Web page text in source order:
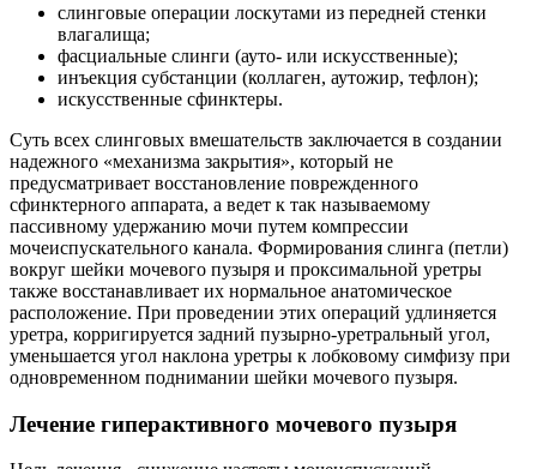
слинговые операции лоскутами из передней стенки
влагалища;
фасциальные слинги (ауто- или искусственные);
инъекция субстанции (коллаген, аутожир, тефлон);
искусственные сфинктеры.
Суть всех слинговых вмешательств заключается в создании
надежного «механизма закрытия», который не
предусматривает восстановление поврежденного
сфинктерного аппарата, а ведет к так называемому
пассивному удержанию мочи путем компрессии
мочеиспускательного канала. Формирования слинга (петли)
вокруг шейки мочевого пузыря и проксимальной уретры
также восстанавливает их нормальное анатомическое
расположение. При проведении этих операций удлиняется
уретра, корригируется задний пузырно-уретральный угол,
уменьшается угол наклона уретры к лобковому симфизу при
одновременном поднимании шейки мочевого пузыря.
Лечение гиперактивного мочевого пузыря